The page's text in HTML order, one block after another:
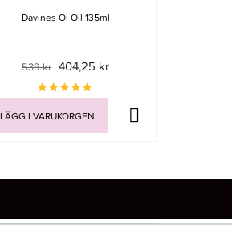
Davines Oi Oil 135ml
539 kr 404,25 kr
LÄGG I VARUKORGEN